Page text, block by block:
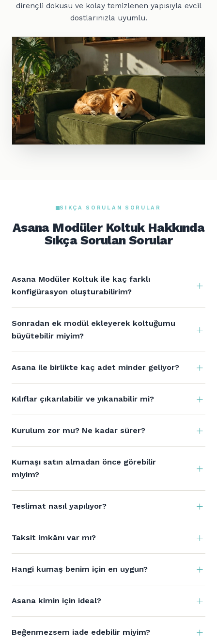
dirençli dokusu ve kolay temizlenen yapısıyla evcil
dostlarınızla uyumlu.
SIKÇA SORULAN SORULAR
Asana Modüler Koltuk Hakkında
Sıkça Sorulan Sorular
Asana Modüler Koltuk ile kaç farklı
konfigürasyon oluşturabilirim?
Sonradan ek modül ekleyerek koltuğumu
büyütebilir miyim?
Asana ile birlikte kaç adet minder geliyor?
Kılıflar çıkarılabilir ve yıkanabilir mi?
Kurulum zor mu? Ne kadar sürer?
Kumaşı satın almadan önce görebilir
miyim?
Teslimat nasıl yapılıyor?
Taksit imkânı var mı?
Hangi kumaş benim için en uygun?
Asana kimin için ideal?
Beğenmezsem iade edebilir miyim?